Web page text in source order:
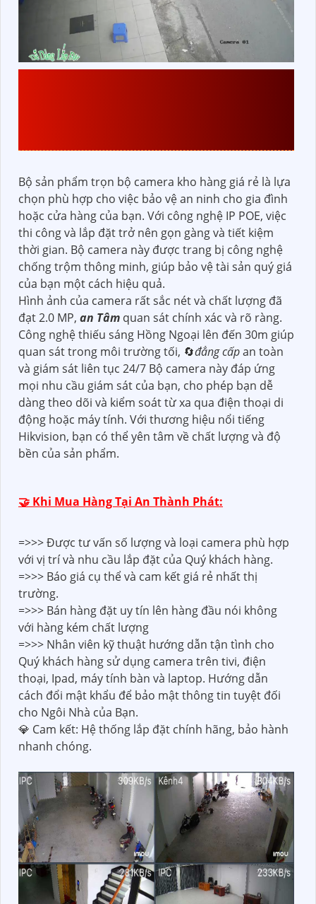
Bộ sản phẩm trọn bộ camera kho hàng giá rẻ là lựa
chọn phù hợp cho việc bảo vệ an ninh cho gia đình
hoặc cửa hàng của bạn. Với công nghệ IP POE, việc
thi công và lắp đặt trở nên gọn gàng và tiết kiệm
thời gian. Bộ camera này được trang bị công nghệ
chống trộm thông minh, giúp bảo vệ tài sản quý giá
của bạn một cách hiệu quả.
Hình ảnh của camera rất sắc nét và chất lượng đã
đạt 2.0 MP, an Tâm quan sát chính xác và rõ ràng.
Công nghệ thiếu sáng Hồng Ngoại lên đến 30m giúp
quan sát trong môi trường tối, 🔄đẳng cấpan toàn
và giám sát liên tục 24/7 Bộ camera này đáp ứng
mọi nhu cầu giám sát của bạn, cho phép bạn dễ
dàng theo dõi và kiểm soát từ xa qua điện thoại di
động hoặc máy tính. Với thương hiệu nổi tiếng
Hikvision, bạn có thể yên tâm về chất lượng và độ
bền của sản phẩm.
🤝 Khi Mua Hàng Tại An Thành Phát:
=>>> Được tư vấn số lượng và loại camera phù hợp
với vị trí và nhu cầu lắp đặt của Quý khách hàng.
=>>> Báo giá cụ thể và cam kết giá rẻ nhất thị
trường.
=>>> Bán hàng đặt uy tín lên hàng đầu nói không
với hàng kém chất lượng
=>>> Nhân viên kỹ thuật hướng dẫn tận tình cho
Quý khách hàng sử dụng camera trên tivi, điện
thoại, Ipad, máy tính bàn và laptop. Hướng dẫn
cách đổi mật khẩu để bảo mật thông tin tuyệt đối
cho Ngôi Nhà của Bạn.
💎 Cam kết: Hệ thống lắp đặt chính hãng, bảo hành
nhanh chóng.